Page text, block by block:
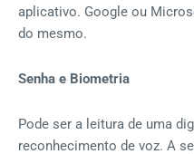
aplicativo. Google ou
do mesmo.
Senha e Biometria
Pode ser a leitura de uma
reconhecimento de voz. A